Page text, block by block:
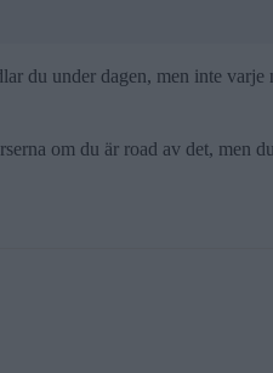
du under dagen, men inte
om du är road av det, men